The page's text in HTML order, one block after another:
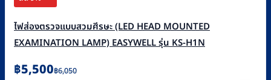
ไฟส่องตรวจแบบสวมศีรษะ (LED HEAD MOUNTED
EXAMINATION LAMP) EASYWELL รุ่น KS-H1N
฿6,050
Original
฿5,500
Current